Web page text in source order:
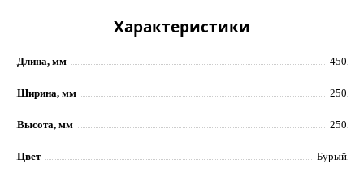
Характеристики
Длина, мм 450
Ширина, мм 250
Высота, мм 250
Цвет Бурый